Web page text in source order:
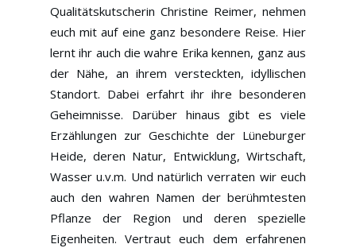
Qualitätskutscherin Christine Reimer, nehmen
euch mit auf eine ganz besondere Reise. Hier
lernt ihr auch die wahre Erika kennen, ganz aus
der Nähe, an ihrem versteckten, idyllischen
Standort. Dabei erfahrt ihr ihre besonderen
Geheimnisse. Darüber hinaus gibt es viele
Erzählungen zur Geschichte der Lüneburger
Heide, deren Natur, Entwicklung, Wirtschaft,
Wasser u.v.m. Und natürlich verraten wir euch
auch den wahren Namen der berühmtesten
Pflanze der Region und deren spezielle
Eigenheiten. Vertraut euch dem erfahrenen